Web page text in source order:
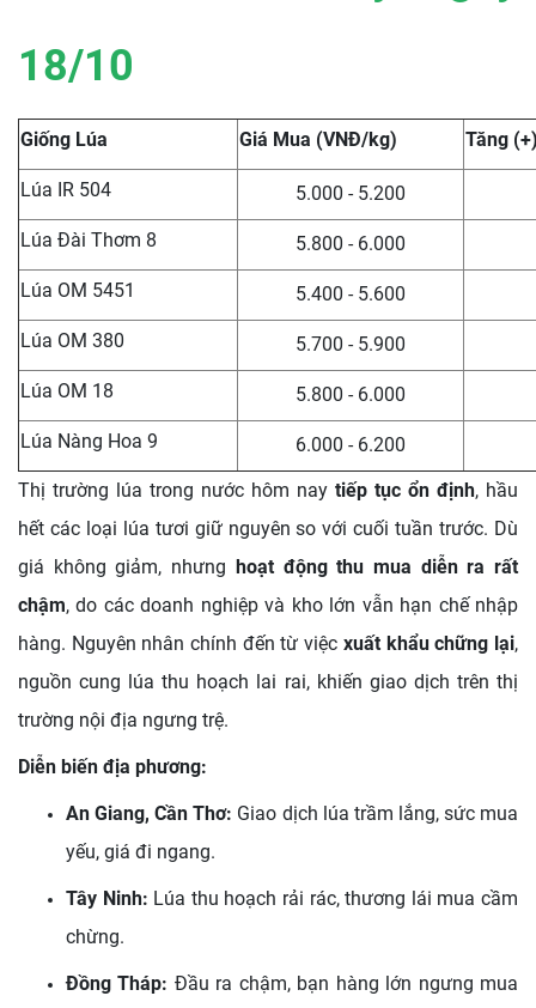
18/10
Giống Lúa Giá Mua (VNĐ/kg) Tăng
Lúa IR 504 5.000 - 5.200
Lúa Đài Thơm 8 5.800 - 6.000
Lúa OM 5451 5.400 - 5.600
Lúa OM 380 5.700 - 5.900
Lúa OM 18 5.800 - 6.000
Lúa Nàng Hoa 9
6.000 - 6.200
Thị trường lúa trong nước hôm nay tiếp tục ổn định, hầu
hết các loại lúa tươi giữ nguyên so với cuối tuần trước. Dù
giá không giảm, nhưng hoạt động thu mua diễn ra rất
chậm, do các doanh nghiệp và kho lớn vẫn hạn chế nhập
hàng. Nguyên nhân chính đến từ việc xuất khẩu chững lại,
nguồn cung lúa thu hoạch lai rai, khiến giao dịch trên thị
trường nội địa ngưng trệ.
Diễn biến địa phương:
An Giang, Cần Thơ: Giao dịch lúa trầm lắng, sức mua
yếu, giá đi ngang.
Tây Ninh: Lúa thu hoạch rải rác, thương lái mua cầm
chừng.
Đồng Tháp: Đầu ra chậm, bạn hàng lớn ngưng mua